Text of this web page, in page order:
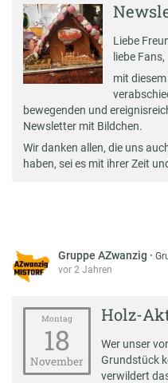
Liebe
liebe Fans,
mit
bewegenden und
Newsletter mit Bildchen.
Wir danken allen, die uns
haben, sei es mit ihrer Zeit
Gruppe AZwanzig ·
vor 2 Jahren
Montag
18
November
Holz-
Wer unser
Grundstück
verwildert